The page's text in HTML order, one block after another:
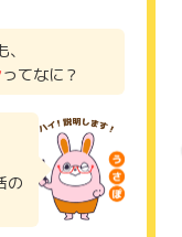
ず保管してくださ
れる際に、該当の
。
しかねますので、
るアプリのこと
：案件保証10万円
副業から初めてゆ
ています。
ってなに？
の